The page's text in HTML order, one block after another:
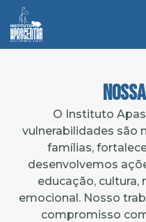
O Instituto
vulnerabilidades são
famílias,
desenvolvemos
educação,
emocional. Nosso
compromisso